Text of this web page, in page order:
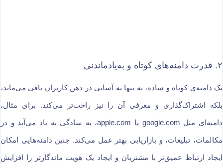
۲. قدرت دامنه‌های کوتاه و به‌یادماندنی
یک دامنه‌ی کوتاه و ساده، نه تنها به آسانی در ذهن کاربران باقی می‌ماند،
بلکه اشتراک‌گذاری و معرفی آن را نیز راحت‌تر می‌کند. برای مثال،
دامنه‌ای مثل google.com یا apple.com، به سادگی به یاد می‌آید و در
مکالمات، تبلیغات، و بازاریابی بهتر عمل می‌کند. چنین دامنه‌هایی امکان
ایجاد ارتباط عمیق‌تر با مشتریان و ایجاد یک هویت ماندگارتر را افزایش